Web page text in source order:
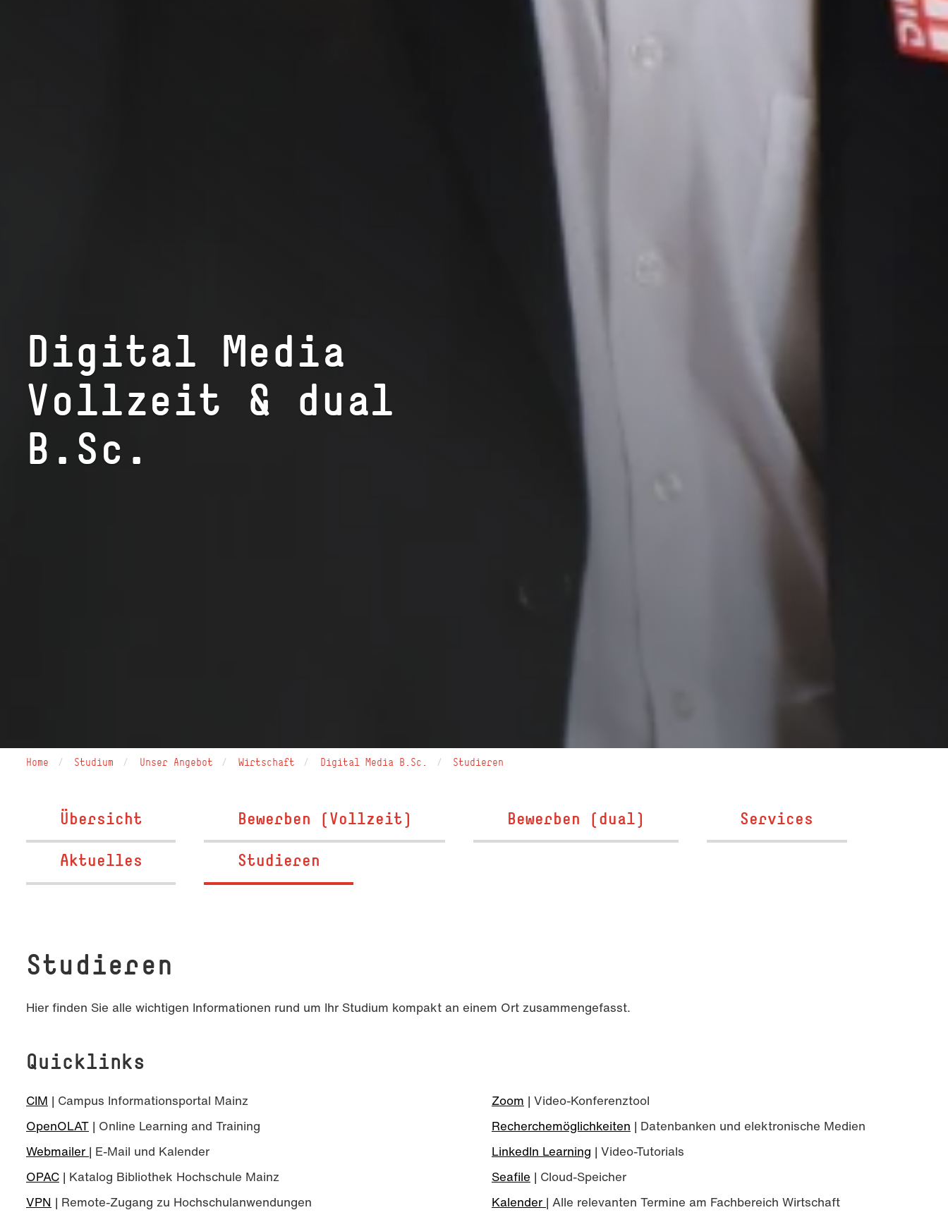
Digital Media
Vollzeit & dual
B.Sc.
Home Studium Unser Angebot Wirtschaft Digital Media B.Sc. Studieren
Übersicht Bewerben (Vollzeit) Bewerben (dual) Services
Aktuelles Studieren
Studieren
Hier finden Sie alle wichtigen Informationen rund um Ihr Studium kompakt an einem Ort zusammengefasst.
Quicklinks
CIM | Campus Informationsportal Mainz
OpenOLAT | Online Learning and Training
Webmailer | E-Mail und Kalender
OPAC | Katalog Bibliothek Hochschule Mainz
VPN | Remote-Zugang zu Hochschulanwendungen
Zoom | Video-Konferenztool
Recherchemöglichkeiten | Datenbanken und elektronische Medien
LinkedIn Learning | Video-Tutorials
Seafile | Cloud-Speicher
Kalender | Alle relevanten Termine am Fachbereich Wirtschaft